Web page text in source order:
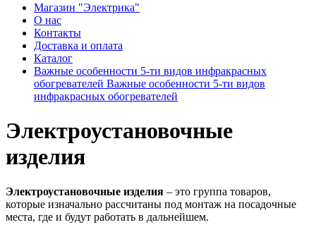
Магазин "Электрика"
О нас
Контакты
Доставка и оплата
Каталог
Важные особенности 5-ти видов инфракрасных
обогревателей Важные особенности 5-ти видов
инфракрасных обогревателей
Электроустановочные
изделия
Электроустановочные изделия – это группа товаров,
которые изначально рассчитаны под монтаж на посадочные
места, где и будут работать в дальнейшем.